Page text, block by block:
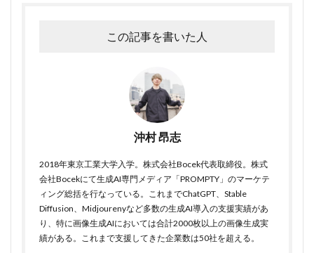
この記事を書いた人
沖村 昂志
2018年東京工業大学入学。株式会社Bocek代表取締役。株式
会社Bocekにて生成AI専門メディア「PROMPTY」のマーケテ
ィング総括を行なっている。これまでChatGPT、Stable
Diffusion、Midjourenyなど多数の生成AI導入の支援実績があ
り、特に画像生成AIにおいては合計2000枚以上の画像生成実
績がある。これまで支援してきた企業数は50社を超える。